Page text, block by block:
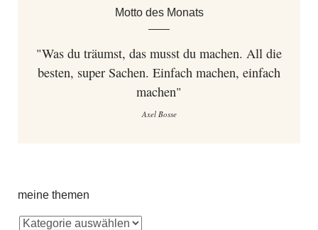
Motto des Monats
"Was du träumst, das musst du machen. All die
besten, super Sachen. Einfach machen, einfach
machen"
Axel Bosse
meine themen